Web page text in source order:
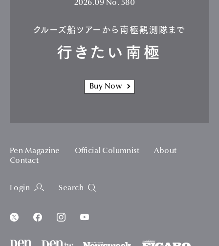
2026.09 No. 580
クルーズ船ツアーから南極観測隊まで
行きたい南極
Buy Now
Pen Magazine Official Columnist
About
Contact
Login Search